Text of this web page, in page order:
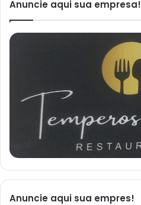
Anuncie aqui sua empresa!
Anuncie aqui sua empres!